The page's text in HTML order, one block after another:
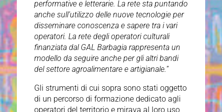
performative e letterarie. La rete sta puntando
anche sull’utilizzo delle nuove tecnologie per
disseminare conoscenza e sapere tra i vari
operatori. La rete degli operatori culturali
finanziata dal GAL Barbagia rappresenta un
modello da seguire anche per gli altri bandi
del settore agroalimentare e artigianale.”
Gli strumenti di cui sopra sono stati oggetto
di un percorso di formazione dedicato agli
operatori del territorio e mirava al loro uso